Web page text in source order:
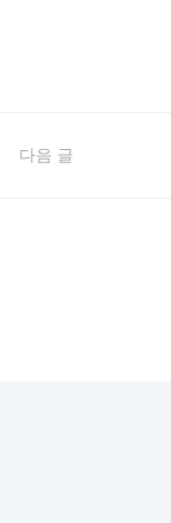
다음 글